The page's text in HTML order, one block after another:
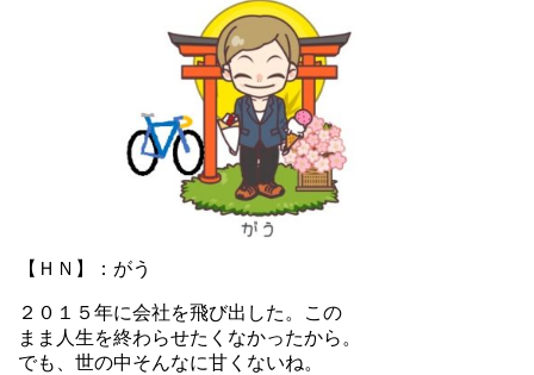
【ＨＮ】：がう
２０１５年に会社を飛び出した。この
まま人生を終わらせたくなかったから。
でも、世の中そんなに甘くないね。